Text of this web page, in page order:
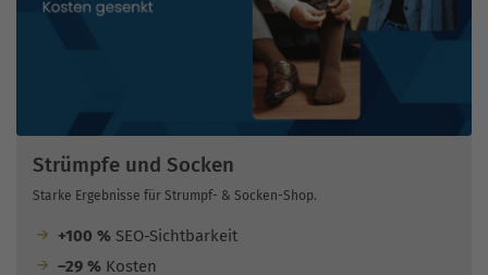
Strümpfe und Socken
Starke Ergebnisse für Strumpf- & Socken-Shop.
+100 %SEO-Sichtbarkeit
–29 %Kosten